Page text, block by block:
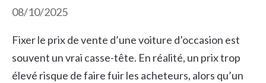
08/10/2025
Fixer le prix de vente d’une voiture d’occasion est
souvent un vrai casse-tête. En réalité, un prix trop
élevé risque de faire fuir les acheteurs, alors qu’un